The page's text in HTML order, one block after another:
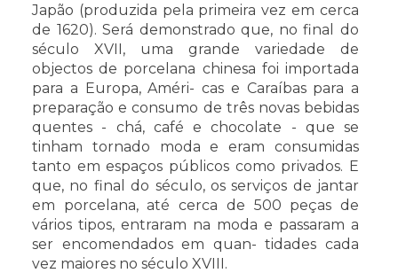
Japão (produzida pela primeira vez em cerca
de 1620). Será demonstrado que, no final do
século XVII, uma grande variedade de
objectos de porcelana chinesa foi importada
para a Europa, Améri- cas e Caraíbas para a
preparação e consumo de três novas bebidas
quentes - chá, café e chocolate - que se
tinham tornado moda e eram consumidas
tanto em espaços públicos como privados. E
que, no final do século, os serviços de jantar
em porcelana, até cerca de 500 peças de
vários tipos, entraram na moda e passaram a
ser encomendados em quan- tidades cada
vez maiores no século XVIII.